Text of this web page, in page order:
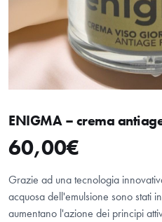
ENIGMA – crema
60,00€
Grazie ad una tecnologia
acquosa dell'emulsione sono stati
aumentano l'azione dei principi